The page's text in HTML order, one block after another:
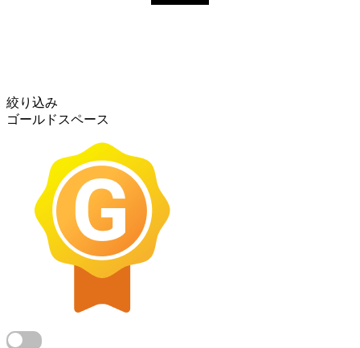
絞り込み
ゴールドスペース